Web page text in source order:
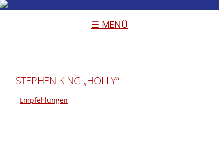
☰ MENÜ
STEPHEN KING „HOLLY“
Empfehlungen